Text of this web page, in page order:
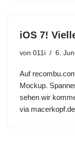
iOS 7!
von 011i 6.
Auf
Mockup.
sehen wir
via